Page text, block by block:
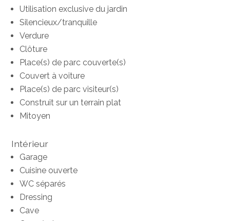
Utilisation exclusive du jardin
Silencieux/tranquille
Verdure
Clôture
Place(s) de parc couverte(s)
Couvert à voiture
Place(s) de parc visiteur(s)
Construit sur un terrain plat
Mitoyen
Intérieur
Garage
Cuisine ouverte
WC séparés
Dressing
Cave